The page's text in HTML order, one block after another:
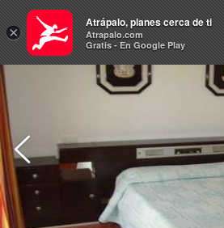
Hoteles
×
Atrápalo, planes cerca de ti
Atrapalo.com
Gratis - En Google Play